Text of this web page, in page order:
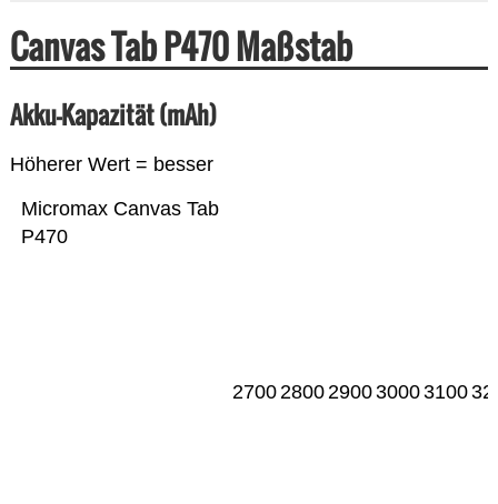
Canvas Tab P470 Maßstab
Akku-Kapazität (mAh)
Höherer Wert = besser
Micromax Canvas Tab
P470
27002800290030003100